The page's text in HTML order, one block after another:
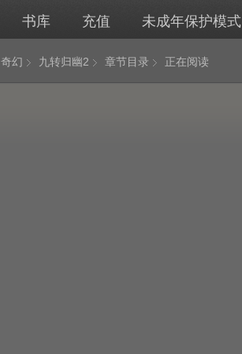
书库 充值 未成年保护模式
奇幻 九转归幽2 章节目录 正在阅读